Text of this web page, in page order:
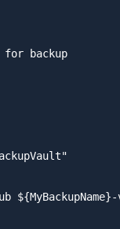
for backup
${MyBackupName}-